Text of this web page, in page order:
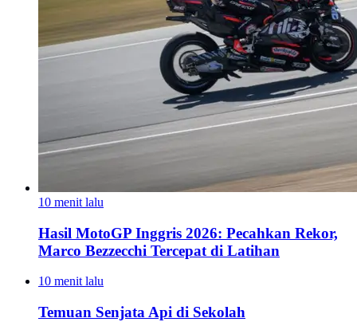
10 menit lalu
Hasil MotoGP Inggris 2026: Pecahkan Rekor,
Marco Bezzecchi Tercepat di Latihan
10 menit lalu
Temuan Senjata Api di Sekolah